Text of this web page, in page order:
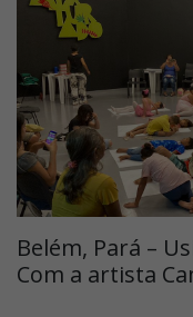
Belém, Pará –
Com a artista